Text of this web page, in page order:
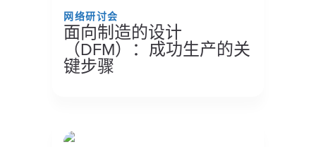
网络研讨会
面向制造的设计
（DFM）：成功生产的关
键步骤